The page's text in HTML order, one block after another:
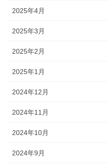
2025年4月
2025年3月
2025年2月
2025年1月
2024年12月
2024年11月
2024年10月
2024年9月